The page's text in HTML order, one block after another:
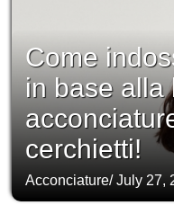
Come
in base alla
cerchietti!
Acconciature/July 27,